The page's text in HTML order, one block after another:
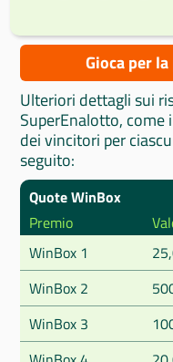
Gioca per
Ulteriori dettagli sui
SuperEnalotto, come
dei vincitori per
seguito:
Quote WinBox
Premio
WinBox 1
WinBox 2
WinBox 3